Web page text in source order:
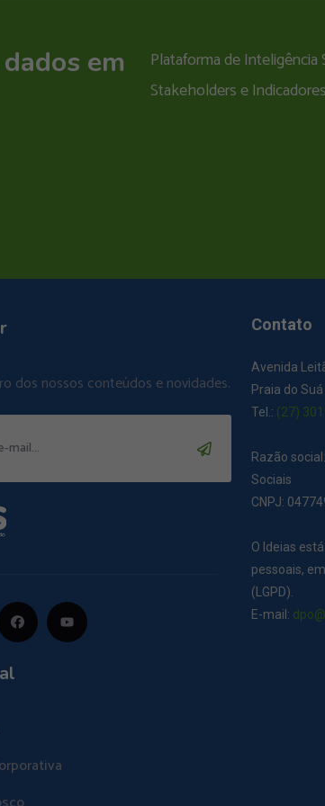
em
Plataforma de
Stakeholders e
dos nossos conteúdos e novidades.
Contato
Avenida
Praia do
Tel.: (27)
Razão
Sociais
CNPJ:
O Ideias
pessoais,
(LGPD).
E-mail: